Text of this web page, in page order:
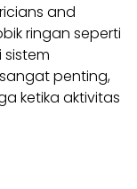
and
ringan seperti
penting,
ketika aktivitas